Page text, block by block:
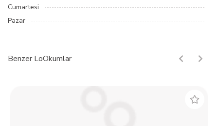
Cumartesi
Pazar
Benzer LoOkumlar